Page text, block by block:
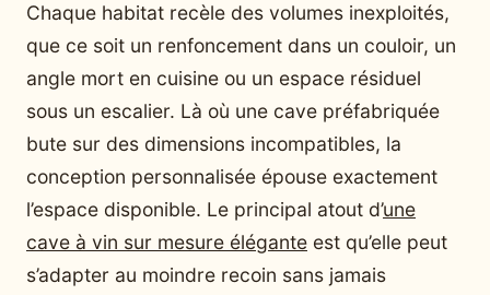
Chaque habitat recèle des volumes inexploités,
que ce soit un renfoncement dans un couloir, un
angle mort en cuisine ou un espace résiduel
sous un escalier. Là où une cave préfabriquée
bute sur des dimensions incompatibles, la
conception personnalisée épouse exactement
l’espace disponible. Le principal atout d’une
cave à vin sur mesure élégante est qu’elle peut
s’adapter au moindre recoin sans jamais